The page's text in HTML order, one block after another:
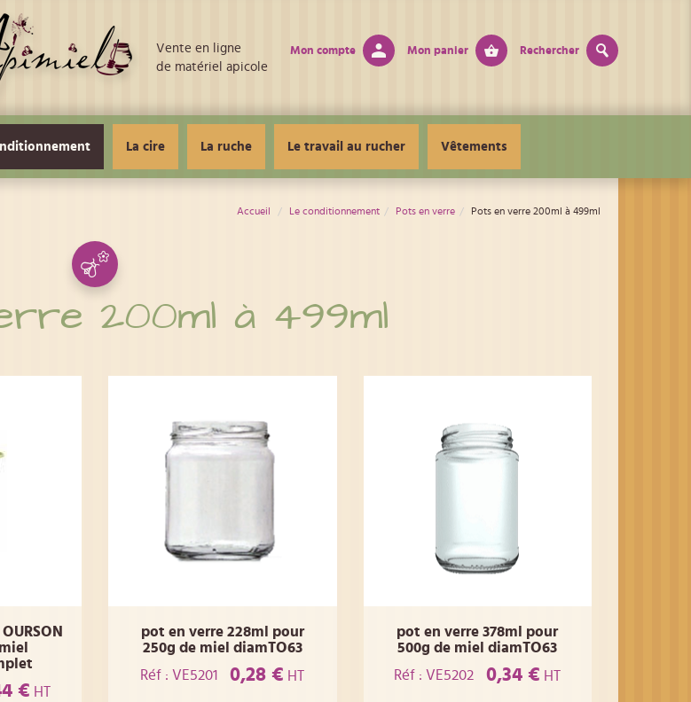
Accueil Le conditionnement Pots en verre Pots en verre 200ml à 499ml
200ml à 499ml
€ HT
pot en verre 228ml pour
250g de miel diamTO63
Réf : VE5201
0,28 € HT
pot en verre 378ml pour
500g de miel diamTO63
Réf : VE5202
0,34 € HT
Vente en ligne
de matériel apicole
Mon compte Mon panier Rechercher
La cire La ruche Le travail au rucher Vêtements